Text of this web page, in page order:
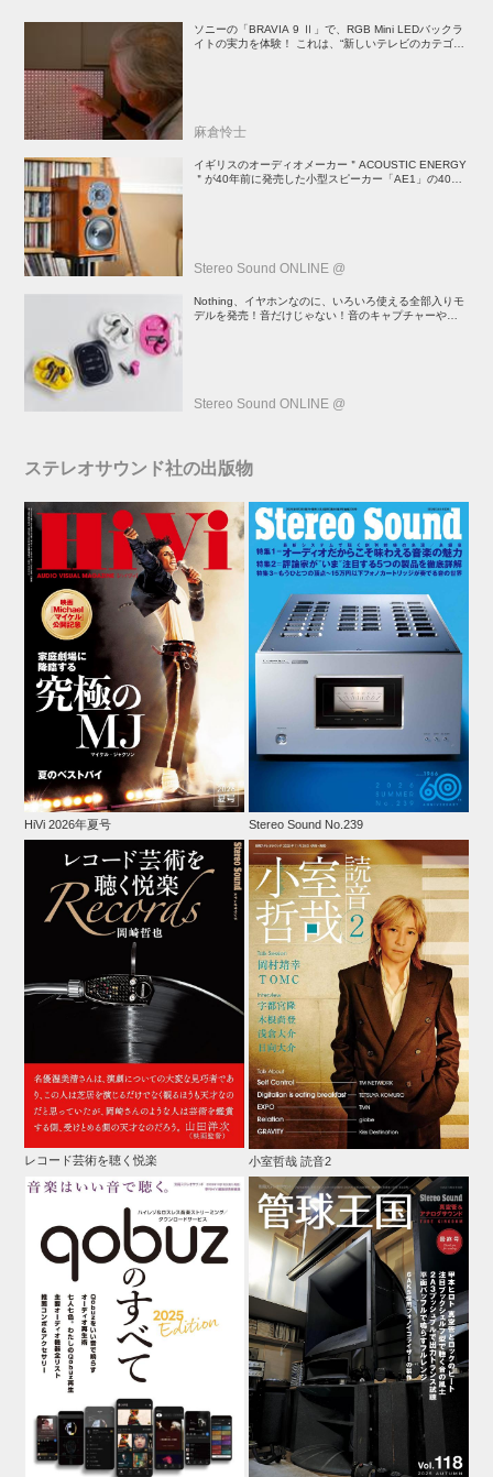
ソニーの「BRAVIA 9 Ⅱ」で、RGB Mini LEDバックラ
イトの実力を体験！ これは、“新しいテレビのカテゴリ
麻倉怜士
イギリスのオーディオメーカー＂ACOUSTIC ENERGY
＂が40年前に発売した小型スピーカー「AE1」の40周
Stereo Sound ONLINE @
Nothing、イヤホンなのに、いろいろ使える全部入りモ
デルを発売！音だけじゃない！音のキャプチャーや、会
Stereo Sound ONLINE @
ステレオサウンド社の出版物
HiVi 2026年夏号 Stereo Sound No.239
レコード芸術を聴く悦楽 小室哲哉 読音2